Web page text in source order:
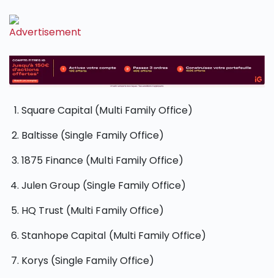
Square Capital (Multi Family Office)
Baltisse (Single Family Office)
1875 Finance (Multi Family Office)
Julen Group (Single Family Office)
HQ Trust (Multi Family Office)
Stanhope Capital (Multi Family Office)
Korys (Single Family Office)